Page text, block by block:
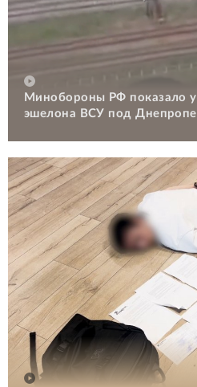
Минобороны РФ показало
эшелона ВСУ под